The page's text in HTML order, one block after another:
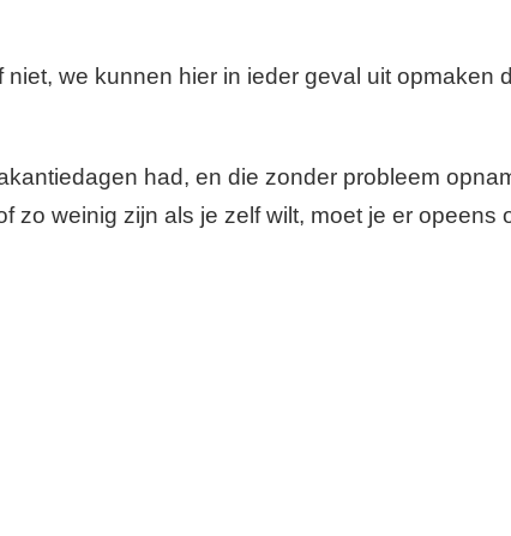
we kunnen hier in ieder geval uit
had, en die zonder probleem
zo weinig zijn als je zelf wilt, moet je er